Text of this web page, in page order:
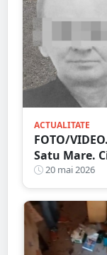
ACTUALITATE
FOTO/
Satu Mare.
criminalul
20 mai 2026